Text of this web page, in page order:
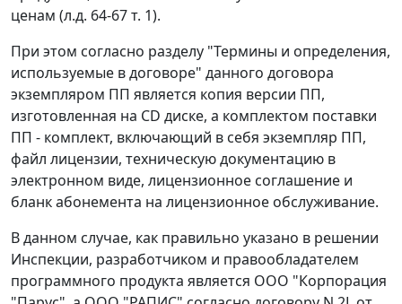
ценам (л.д. 64-67 т. 1).
При этом согласно разделу "Термины и определения,
используемые в договоре" данного договора
экземпляром ПП является копия версии ПП,
изготовленная на CD диске, а комплектом поставки
ПП - комплект, включающий в себя экземпляр ПП,
файл лицензии, техническую документацию в
электронном виде, лицензионное соглашение и
бланк абонемента на лицензионное обслуживание.
В данном случае, как правильно указано в решении
Инспекции, разработчиком и правообладателем
программного продукта является ООО "Корпорация